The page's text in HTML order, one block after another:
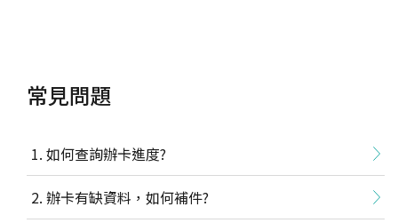
常見問題
如何查詢辦卡進度?
辦卡有缺資料，如何補件?